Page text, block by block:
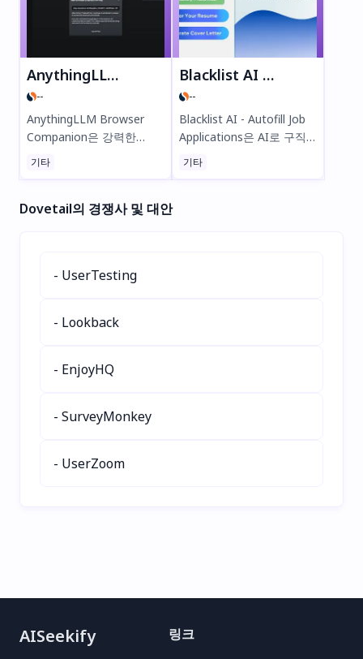
레스 없는 그룹 재정을 경험
해보세요!
AnythingLLM Browser Companion
--
AnythingLLM Browser
Companion은 강력한
Chrome 확장 프로그램으
로, AnythingLLM과 원활하
접 작업 공간에 저장하고 관
및 데스크톱 버전(v1.6.5 이
쉬운 콘텐츠 수집, 화이트
세요. 지금 AnythingLLM
기타
Blacklist AI - Autofill Job Applications
--
Blacklist AI - Autofill Job
Applications은 AI로 구직
지원을 자동화하는 강력한
Chrome 확장 프로그램입
기타
Dovetail의 경쟁사 및 대안
- UserTesting
- Lookback
- EnjoyHQ
- SurveyMonkey
- UserZoom
AISeekify
링크